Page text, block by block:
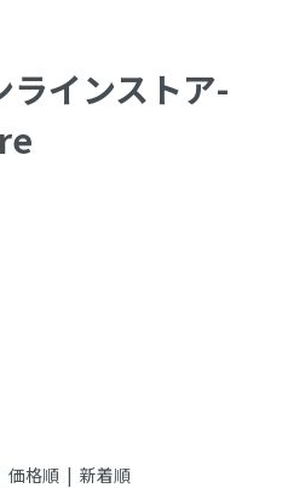
価格順 | 新着順